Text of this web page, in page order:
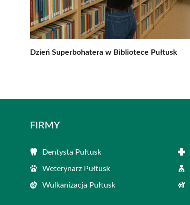
Dzień Superbohatera w Bibliotece Pułtusk
FIRMY
Dentysta Pułtusk
Weterynarz Pułtusk
Wulkanizacja Pułtusk